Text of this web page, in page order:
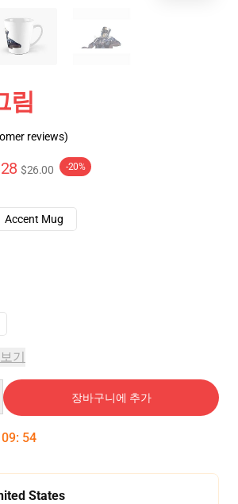
림
reviews)
$26.00 -20%
Accent Mug
기
장바구니에 추가
09: 54
States